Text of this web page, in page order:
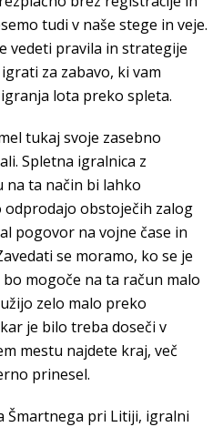
tudi v naše stege in veje.
vedeti pravila in strategije
za zabavo, ki vam
lota preko spleta.
tukaj svoje zasebno
Spletna igralnica z
na ta način bi lahko
obstoječih zalog
pogovor na vojne čase in
se moramo, ko se je
bo mogoče na ta račun malo
zelo malo preko
je bilo treba doseči v
mestu najdete kraj, več
prinesel.
Šmartnega pri Litiji, igralni